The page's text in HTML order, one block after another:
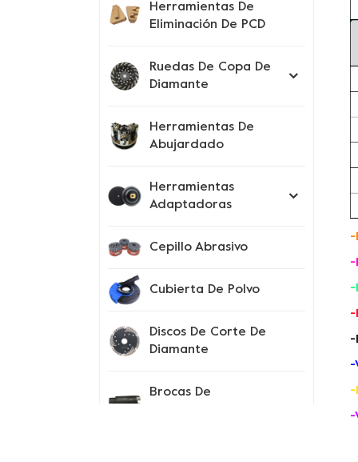
-
-
-
-
-
-
-
-
Herramientas De
Eliminación De PCD
Ruedas De Copa De
Diamante
Herramientas De
Abujardado
Herramientas
Adaptadoras
Cepillo Abrasivo
Cubierta De Polvo
Discos De Corte De
Diamante
Brocas De